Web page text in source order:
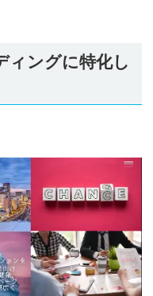
ィングに特化し